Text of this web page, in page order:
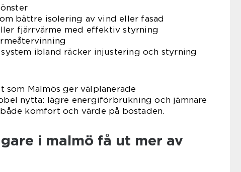
bättre isolering av vind eller fasad
fjärrvärme med effektiv styrning
ibland räcker injustering och styrning
Malmös ger välplanerade
nytta: lägre energiförbrukning och jämnare
komfort och värde på bostaden.
i malmö få ut mer av